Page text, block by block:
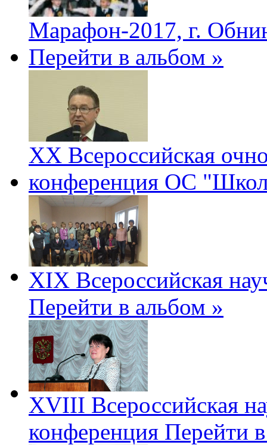
Марафон-2017, г.
Перейти в альбом »
ХХ Всероссийская
конференция ОС
XIX Всероссийская
Перейти в альбом »
XVIII Всероссийская
конференция Перейти